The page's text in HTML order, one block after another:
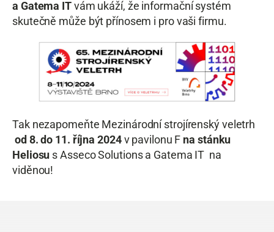
a Gatema ITvám ukáží, že informační systém
skutečně může být přínosem i pro vaši firmu.
Tak nezapomeňte Mezinárodní strojírenský veletrh
od 8. do 11. října 2024v pavilonu F na stánku
Heliosu s Asseco Solutions a Gatema IT na
viděnou!